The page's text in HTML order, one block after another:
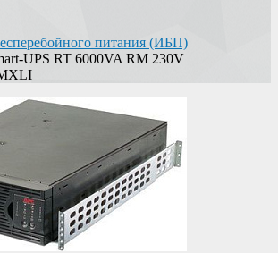
питания (ИБП)
UPS RT 6000VA RM 230V